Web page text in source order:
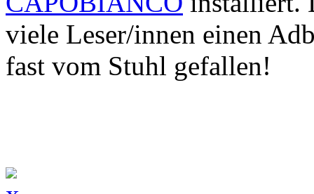
viele Leser/innen einen
fast vom Stuhl gefallen!